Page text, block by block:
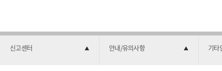
신고센터 안내/유의사항 기타